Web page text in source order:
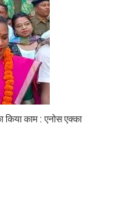
किया काम : एनोस एक्का